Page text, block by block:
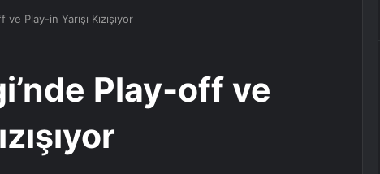
Play-in Yarışı Kızışıyor
Play-off ve